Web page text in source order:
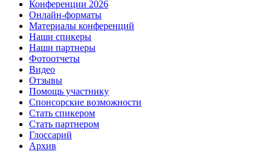
Конференции 2026
Онлайн-форматы
Материалы конференций
Наши спикеры
Наши партнеры
Фотоотчеты
Видео
Отзывы
Помощь участнику
Спонсорские возможности
Стать спикером
Стать партнером
Глоссарий
Архив